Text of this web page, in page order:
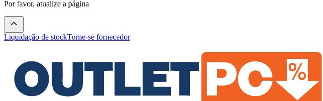
Por favor, atualize a página
Liquidação de stockTorne-se fornecedor